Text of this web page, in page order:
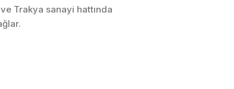
Ölçüm Sistemleri
Trakya sanayi hattında